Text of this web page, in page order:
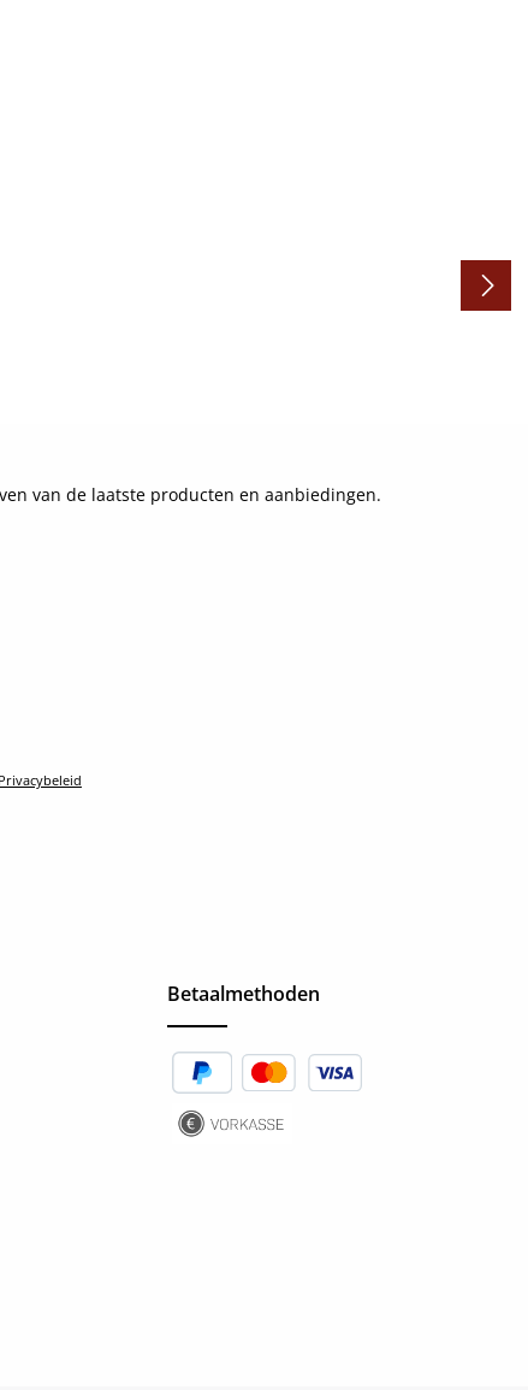
van de laatste producten en aanbiedingen.
Privacybeleid
Betaalmethoden